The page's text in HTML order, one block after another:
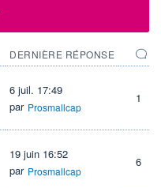
DERNIÈRE RÉPONSE
6 juil. 17:49
par Prosmallcap
1
19 juin 16:52
par Prosmallcap
6